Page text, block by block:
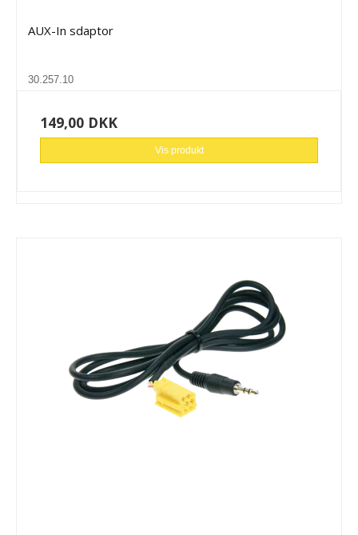
AUX-In sdaptor
30.257.10
149,00 DKK
Vis produkt